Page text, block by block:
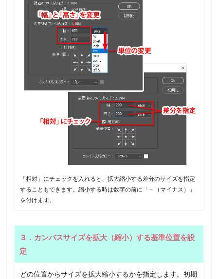
「相対」にチェックを入れると、拡大縮小する差分のサイズを指定
することもできます。縮小する時は数字の前に「－（マイナス）」
を付けます。
３．カンバスサイズを拡大（縮小）する基準位置を設
定
どの位置からサイズを拡大縮小するかを指定します。初期